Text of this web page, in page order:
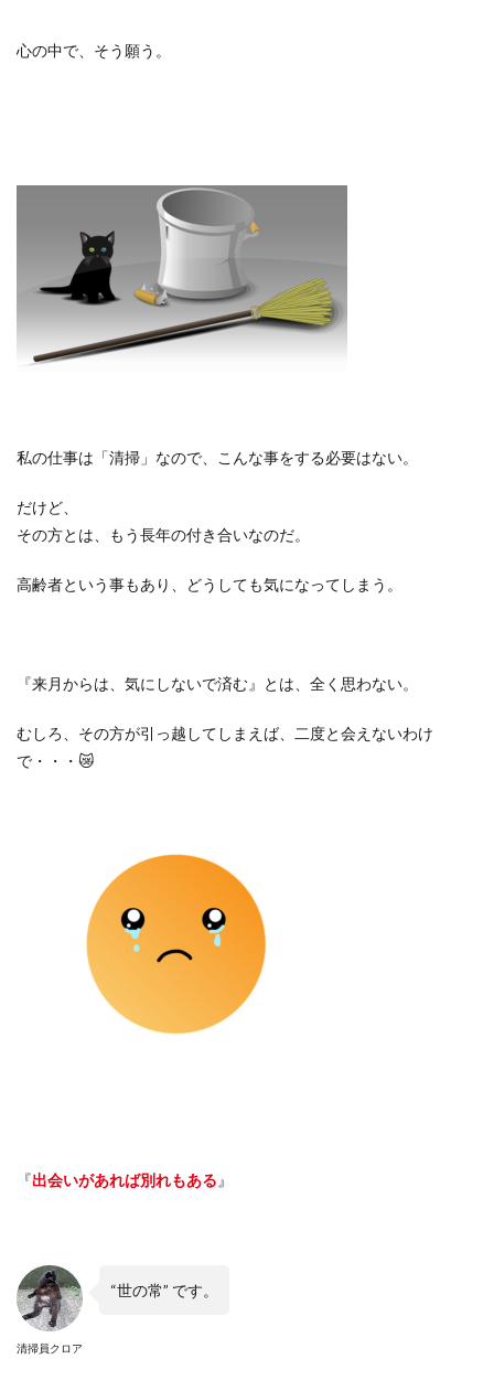
心の中で、そう願う。
私の仕事は「清掃」なので、こんな事をする必要はない。
だけど、
その方とは、もう長年の付き合いなのだ。
高齢者という事もあり、どうしても気になってしまう。
『来月からは、気にしないで済む』とは、全く思わない。
むしろ、その方が引っ越してしまえば、二度と会えないわけ
で・・・ 😿
『出会いがあれば別れもある 』
清掃員クロア
“世の常” です。